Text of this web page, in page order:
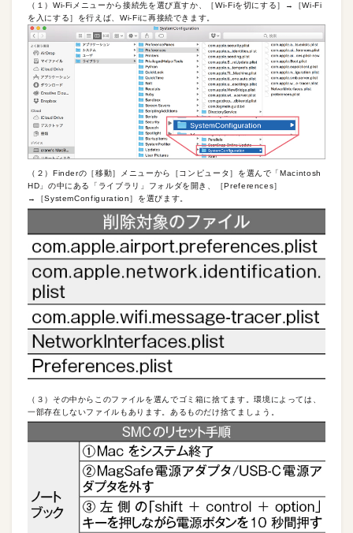
（１）Wi-Fiメニューから接続先を選び直すか、［Wi-Fiを切にする］→［Wi-Fi
を入にする］を行えば、Wi-Fiに再接続できます。
（２）Finderの［移動］メニューから［コンピュータ］を選んで「Macintosh
HD」の中にある「ライブラリ」フォルダを開き、［Preferences］
→［SystemConfiguration］を選びます。
（３）その中からこのファイルを選んでゴミ箱に捨てます。環境によっては、
一部存在しないファイルもあります。あるものだけ捨てましょう。